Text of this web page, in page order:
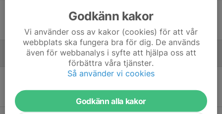
Täby FC - Huvudstadens IBK
Hägerneholmshallen
-
December
Ekerö IK (A) - Täby FC
Godkänn kakor
Vi använder oss av kakor (cookies) för att vår
webbplats ska fungera bra för dig. De används
även för webbanalys i syfte att hjälpa oss att
förbättra våra tjänster.
Så använder vi cookies
Godkänn alla kakor